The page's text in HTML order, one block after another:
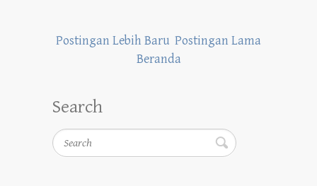
Postingan Lebih Baru Postingan Lama
Beranda
Search
Search